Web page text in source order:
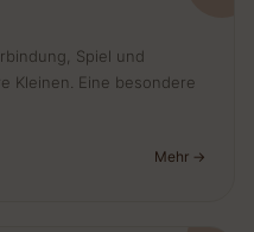
Spiel und
Kleinen. Eine besondere
Mehr